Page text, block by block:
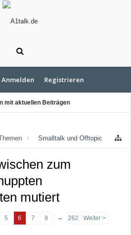
mit aktuellen Beiträgen
Anmelden Registrieren
Smalltalk und Offtopic
zum
mutiert
5 6 7 8 → 262 Weiter >